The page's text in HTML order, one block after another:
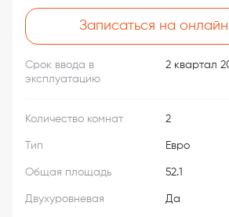
Записаться на
Срок ввода в
эксплуатацию
2 квартал
Количество комнат 2
Тип Евро
Общая площадь 52.1
Двухуровневая Да